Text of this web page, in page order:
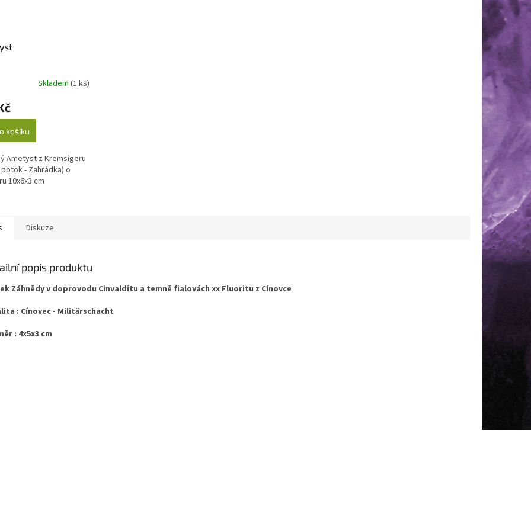
Skladem (1 ks)
košíku
Ametyst z Kremsigeru
- Zahrádka) o
10x6x3 cm
Diskuze
popis produktu
Záhnědy v doprovodu Cinvalditu a temně fialovách xx Fluoritu z Cínovce
: Cínovec - Militärschacht
: 4x5x3 cm